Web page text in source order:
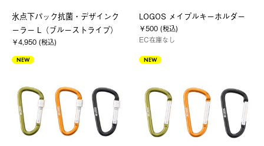
氷点下パック抗菌・デザインク
ーラー L（ブルーストライプ）
￥4,950 (税込)
LOGOS メイプルキーホルダー
￥500 (税込)
EC在庫なし
NEW NEW